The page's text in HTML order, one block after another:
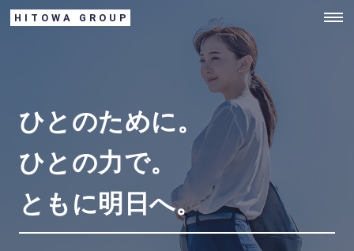
HITOWA GROUP
ひとのために。
ひとの力で。
ともに明日へ。